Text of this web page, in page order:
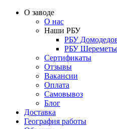
О заводе
О нас
Наши РБУ
РБУ
РБУ
Сертификаты
Отзывы
Вакансии
Оплата
Самовывоз
Блог
Доставка
География работы